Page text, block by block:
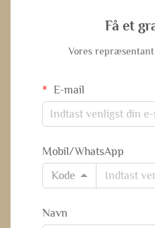
Få et
Vores
E-mail
Mobil/WhatsApp
Kode
Navn